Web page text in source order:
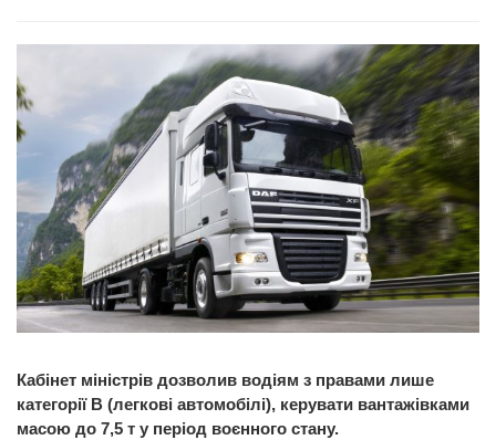
Кабінет міністрів дозволив водіям з правами лише
категорії B (легкові автомобілі), керувати вантажівками
масою до 7,5 т у період воєнного стану.